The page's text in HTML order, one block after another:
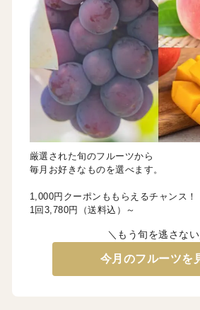
厳選された旬のフルーツから
毎月お好きなものを選べます。
1,000円クーポンももらえるチャンス！
1回3,780円（送料込）～
＼もう旬を逃さない
今月のフルーツを